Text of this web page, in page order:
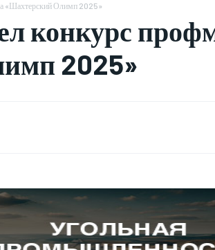
«Шахтерский Олимп 2025»
конкурс
2025»